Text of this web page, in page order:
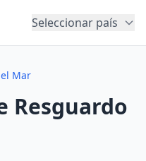
Seleccionar país
Mar
Resguardo